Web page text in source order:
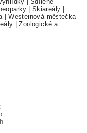
Sdílené
Skiareály
|Westernová městečka
|Zoologické a